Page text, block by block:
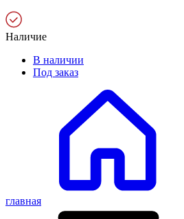
Наличие
В наличии
Под заказ
главная